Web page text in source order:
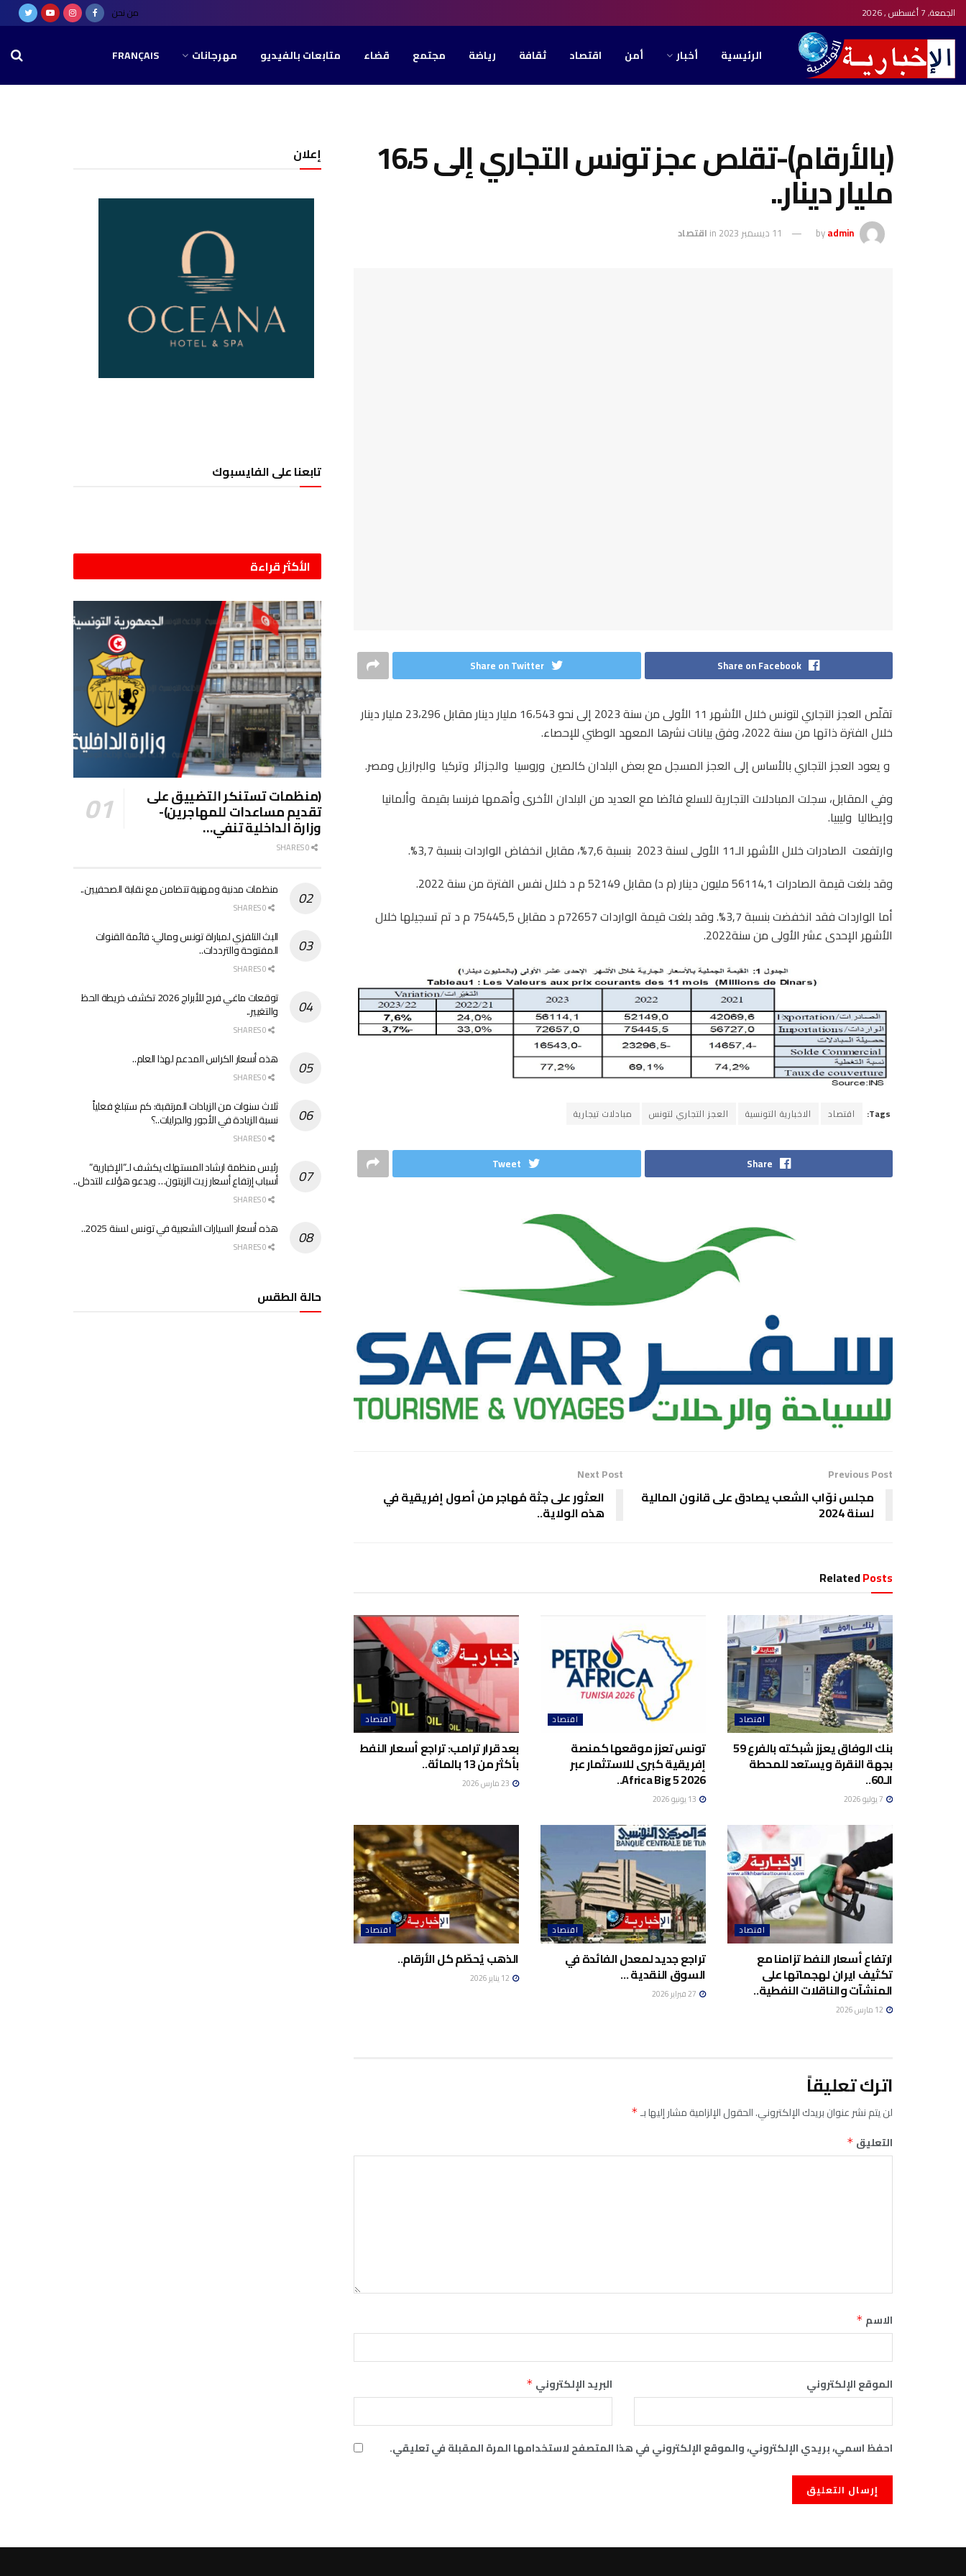
الجمعة, 7 أغسطس , 2026 من نحن
الرئيسية أخبار أمن اقتصاد ثقافة رياضة مجتمع قضاء متابعات بالفيديو مهرجانات FRANÇAIS
(بالأرقام)-تقلص عجز تونس التجاري إلى 16،5
مليار دينار..
byadmin 11 ديسمبر 2023 in اقتصاد
Share on Facebook
Share on Twitter
تقلّص العجز التجاري لتونس خلال الأشهر 11 الأولى من سنة 2023 إلى نحو 16،543 مليار دينار مقابل 23،296 مليار دينار
خلال الفترة ذاتها من سنة 2022، وفق بيانات نشرها المعهد الوطني للإحصاء.
و يعود العجز التجاري بالأساس إلى العجز المسجل مع بعض البلدان كالصين وروسيا والجزائر وتركيا والبرازيل ومصر.
وفي المقابل، سجلت المبادلات التجارية للسلع فائضا مع العديد من البلدان الأخرى وأهمها فرنسا بقيمة وألمانيا
وإيطاليا وليبيا.
وارتفعت الصادرات خلال الأشهر الـ11 الأولى لسنة 2023 بنسبة 7,6%، مقابل انخفاض الواردات بنسبة 3,7%.
وقد بلغت قيمة الصادرات 56114,1 مليون دينار (م د) مقابل 52149 م د خلال نفس الفترة من سنة 2022.
أما الواردات فقد انخفضت بنسبة 3,7%. وقد بلغت قيمة الواردات 72657م د مقابل 75445,5 م د تم تسجيلها خلال
الأشهر الإحدى عشر الأولى من سنة2022.
Tags: اقتصاد الاخبارية التونسية العجز التجاري لتونس مبادلات تيجارية
Share
Tweet
Previous Post
مجلس نوّاب الشعب يصادق على قانون المالية
لسنة 2024
Next Post
العثور على جثة مُهاجر من أصول إفريقية في
هذه الولاية..
RelatedPosts
اقتصاد
بنك الوفاق يعزز شبكته بالفرع 59
بجهة النقرة ويستعد للمحطة
الـ60..
اقتصاد
تونس تعزز موقعها كمنصة
إفريقية كبرى للاستثمار عبر
Africa Big 5 2026..
اقتصاد
بعد قرار ترامب: تراجع أسعار النفط
بأكثر من 13 ​بالمائة..
اقتصاد
ارتفاع أسعار النفط تزامنا مع
تكثيف ايران لهجماتها على
المنشآت والناقلات النفطية..
اقتصاد
تراجع جديد لمعدل الفائدة في
السوق النقدية …
اقتصاد
الذهب يُحطّم كل الأرقام..
اترك تعليقاً
لن يتم نشر عنوان بريدك الإلكتروني.الحقول الإلزامية مشار إليها بـ*
التعليق *
الاسم *
البريد الإلكتروني * الموقع الإلكتروني
احفظ اسمي، بريدي الإلكتروني، والموقع الإلكتروني في هذا المتصفح لاستخدامها المرة المقبلة في تعليقي.
إعلان
تابعنا على الفايسبوك
الأكثر قراءة
(منظمات تستنكر التضييق على
تقديم مساعدات للمهاجرين)-
وزارة الداخلية تنفي…
منظمات مدنية ومهنية تتضامن مع نقابة الصحفيين..
البث التلفزي لمباراة تونس ومالي: قائمة القنوات
المفتوحة والترددات..
توقعات ماغي فرح للأبراج 2026 تكشف خريطة الحظ
والتغيير..
هذه أسعار الكراس المدعم لهذا العام..
ثلاث سنوات من الزيادات المرتقبة: كم ستبلغ فعلياً
نسبة الزيادة في الأجور والجرايات..؟
رئيس منظمة ارشاد المستهلك يكشف لـ”الإخبارية”
أسباب إرتفاع أسعار زيت الزيتون… ويدعو هؤلاء للتدخل..
هذه أسعار السيارات الشعبية في تونس لسنة 2025..
حالة الطقس